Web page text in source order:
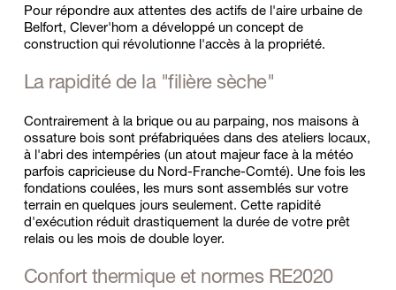
Pour répondre aux attentes des actifs de l'aire urbaine de
Belfort, Clever'hom a développé un concept de
construction qui révolutionne l'accès à la propriété.
La rapidité de la "filière sèche"
Contrairement à la brique ou au parpaing, nos maisons à
ossature bois sont préfabriquées dans des ateliers locaux,
à l'abri des intempéries (un atout majeur face à la météo
parfois capricieuse du Nord-Franche-Comté). Une fois les
fondations coulées, les murs sont assemblés sur votre
terrain en quelques jours seulement. Cette rapidité
d'exécution réduit drastiquement la durée de votre prêt
relais ou les mois de double loyer.
Confort thermique et normes RE2020